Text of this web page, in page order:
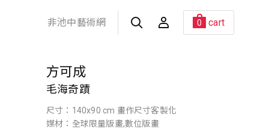
非池中藝術網 0 cart
方可成
毛海奇蹟
尺寸：140x90 cm 畫作尺寸客製化
媒材：全球限量版畫,數位版畫